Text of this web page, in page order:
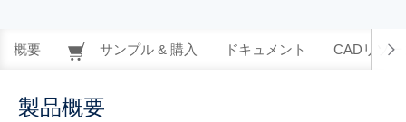
概要 サンプル & 購入 ドキュメント CADリソー
製品概要